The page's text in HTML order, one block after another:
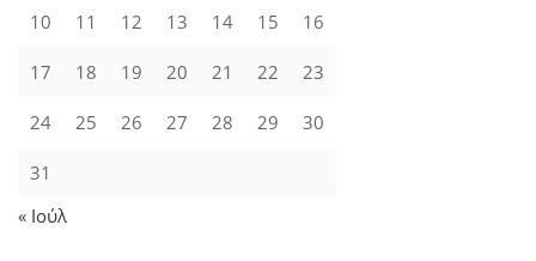
10 11 12 13 14 15 16
17 18 19 20 21 22 23
24 25 26 27 28 29 30
31
« Ιούλ